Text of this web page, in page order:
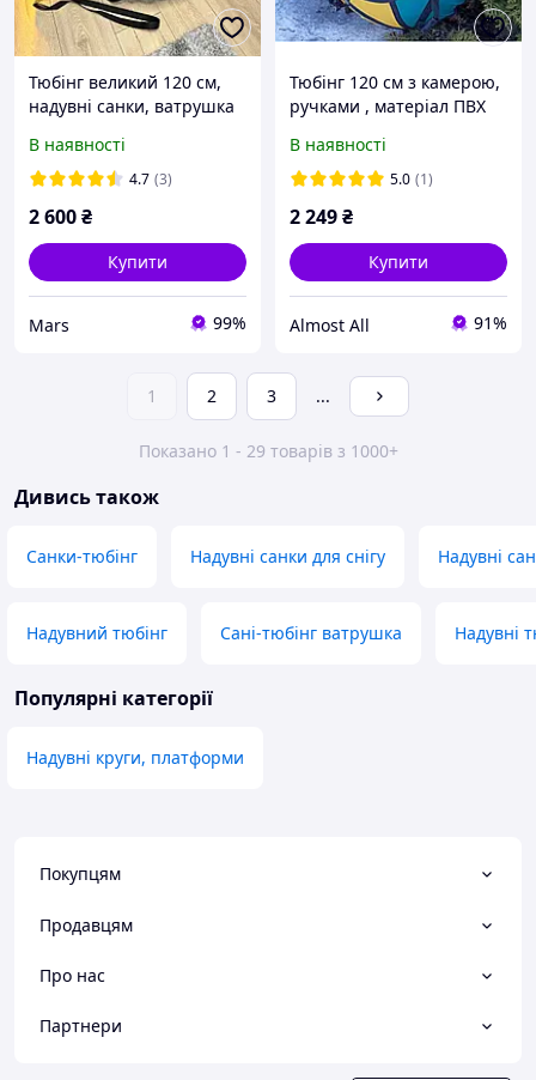
Тюбінг великий 120 см,
надувні санки, ватрушка
тюбінг для катання на
гірці
В наявності
4.7 (3)
2 600₴
Купити
Mars 99%
Тюбінг 120 см з камерою,
ручками , матеріал ПВХ
В наявності
5.0 (1)
2 249₴
Купити
Almost All 91%
1 2 3 ...
Показано 1 - 29 товарів з 1000+
Дивись також
Санки-тюбінг Надувні санки для снігу Надувні
Надувний тюбінг Сані-тюбінг ватрушка Надувні
Популярні категорії
Надувні круги, платформи
Покупцям
Продавцям
Про нас
Партнери